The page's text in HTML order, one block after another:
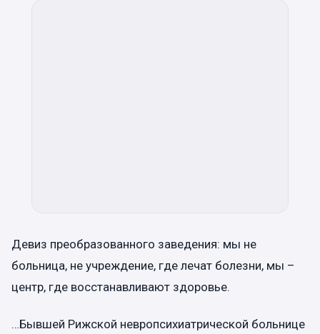
Девиз преобразованного заведения: мы не
больница, не учреждение, где лечат болезни, мы –
центр, где восстанавливают здоровье.
…Бывшей Рижской невропсихиатрической больнице